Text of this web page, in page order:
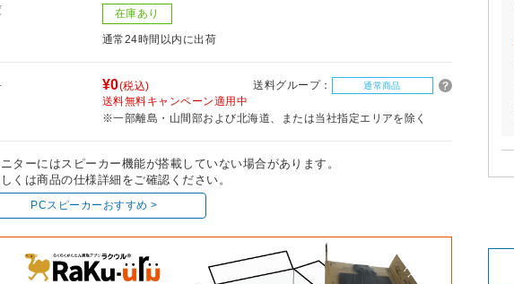
在庫あり
通常24時間以内に出荷
¥0(税込) 送料グループ： 通常商品
送料無料キャンペーン適用中
※一部離島・山間部および北海道、または当社指定エリアを除く
ターにはスピーカー機能が搭載していない場合があります。
は商品の仕様詳細をご確認ください。
PCスピーカーおすすめ >